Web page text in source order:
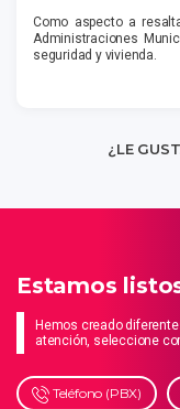
Como aspecto a
Administraciones
seguridad y vivienda.
¿LE
Estamos
Hemos creado
atención, seleccione
Teléfono (PBX)